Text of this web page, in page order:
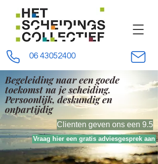
06 43052400
Begeleiding naar een goede
toekomst na je scheiding.
Persoonlijk, deskundig en
onpartijdig
Clienten geven ons een 9.5
Vraag hier een gratis adviesgesprek aan